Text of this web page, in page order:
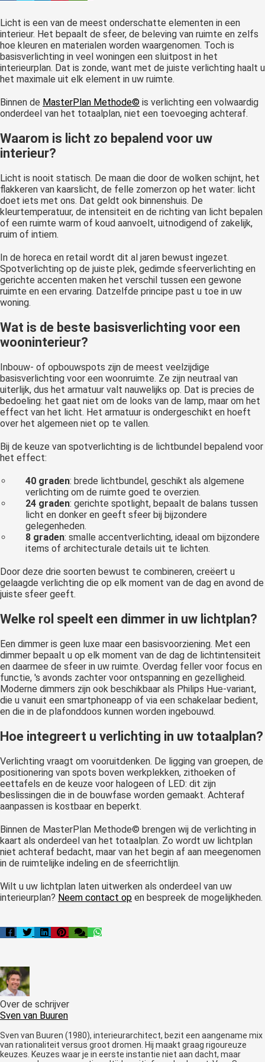
Licht is een van de meest onderschatte elementen in een
interieur. Het bepaalt de sfeer, de beleving van ruimte en zelfs
hoe kleuren en materialen worden waargenomen. Toch is
basisverlichting in veel woningen een sluitpost in het
interieurplan. Dat is zonde, want met de juiste verlichting haalt u
het maximale uit elk element in uw ruimte.
Binnen de MasterPlan Methode© is verlichting een volwaardig
onderdeel van het totaalplan, niet een toevoeging achteraf.
Waarom is licht zo bepalend voor uw
interieur?
Licht is nooit statisch. De maan die door de wolken schijnt, het
flakkeren van kaarslicht, de felle zomerzon op het water: licht
doet iets met ons. Dat geldt ook binnenshuis. De
kleurtemperatuur, de intensiteit en de richting van licht bepalen
of een ruimte warm of koud aanvoelt, uitnodigend of zakelijk,
ruim of intiem.
In de horeca en retail wordt dit al jaren bewust ingezet.
Spotverlichting op de juiste plek, gedimde sfeerverlichting en
gerichte accenten maken het verschil tussen een gewone
ruimte en een ervaring. Datzelfde principe past u toe in uw
woning.
Wat is de beste basisverlichting voor een
wooninterieur?
Inbouw- of opbouwspots zijn de meest veelzijdige
basisverlichting voor een woonruimte. Ze zijn neutraal van
uiterlijk, dus het armatuur valt nauwelijks op. Dat is precies de
bedoeling: het gaat niet om de looks van de lamp, maar om het
effect van het licht. Het armatuur is ondergeschikt en hoeft
over het algemeen niet op te vallen.
Bij de keuze van spotverlichting is de lichtbundel bepalend voor
het effect:
40 graden: brede lichtbundel, geschikt als algemene
verlichting om de ruimte goed te overzien.
24 graden: gerichte spotlight, bepaalt de balans tussen
licht en donker en geeft sfeer bij bijzondere
gelegenheden.
8 graden: smalle accentverlichting, ideaal om bijzondere
items of architecturale details uit te lichten.
Door deze drie soorten bewust te combineren, creëert u
gelaagde verlichting die op elk moment van de dag en avond de
juiste sfeer geeft.
Welke rol speelt een dimmer in uw lichtplan?
Een dimmer is geen luxe maar een basisvoorziening. Met een
dimmer bepaalt u op elk moment van de dag de lichtintensiteit
en daarmee de sfeer in uw ruimte. Overdag feller voor focus en
functie, 's avonds zachter voor ontspanning en gezelligheid.
Moderne dimmers zijn ook beschikbaar als Philips Hue-variant,
die u vanuit een smartphoneapp of via een schakelaar bedient,
en die in de plafonddoos kunnen worden ingebouwd.
Hoe integreert u verlichting in uw totaalplan?
Verlichting vraagt om vooruitdenken. De ligging van groepen, de
positionering van spots boven werkplekken, zithoeken of
eettafels en de keuze voor halogeen of LED: dit zijn
beslissingen die in de bouwfase worden gemaakt. Achteraf
aanpassen is kostbaar en beperkt.
Binnen de MasterPlan Methode© brengen wij de verlichting in
kaart als onderdeel van het totaalplan. Zo wordt uw lichtplan
niet achteraf bedacht, maar van het begin af aan meegenomen
in de ruimtelijke indeling en de sfeerrichtlijn.
Wilt u uw lichtplan laten uitwerken als onderdeel van uw
interieurplan? Neem contact op en bespreek de mogelijkheden.
Over de schrijver
Sven van Buuren
Sven van Buuren (1980), interieurarchitect, bezit een aangename mix
van rationaliteit versus groot dromen. Hij maakt graag rigoureuze
keuzes. Keuzes waar je in eerste instantie niet aan dacht, maar
gebruikt
te
de
Hierdoor
website-
van